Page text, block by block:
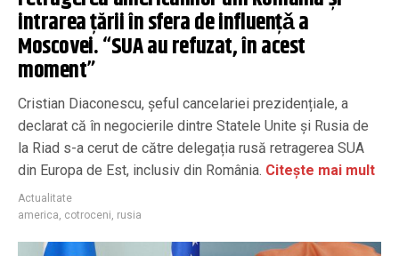
intrarea țării în sfera de influențǎ a
Moscovei. “SUA au refuzat, în acest
moment”
Cristian Diaconescu, șeful cancelariei prezidențiale, a
declarat că în negocierile dintre Statele Unite și Rusia de
la Riad s-a cerut de către delegația rusă retragerea SUA
din Europa de Est, inclusiv din România. Citește mai mult
Actualitate
america, cotroceni, rusia